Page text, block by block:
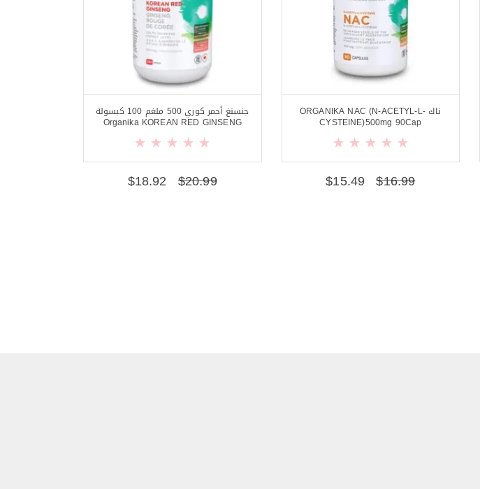
ناك ORGANIKA NAC (N-ACETYL-L-
CYSTEINE)500mg 90Cap
$16.99
$15.49
جنسنغ أحمر كوري 500 ملغم 100 كبسولة
Organika KOREAN RED GINSENG
$20.99
$18.92